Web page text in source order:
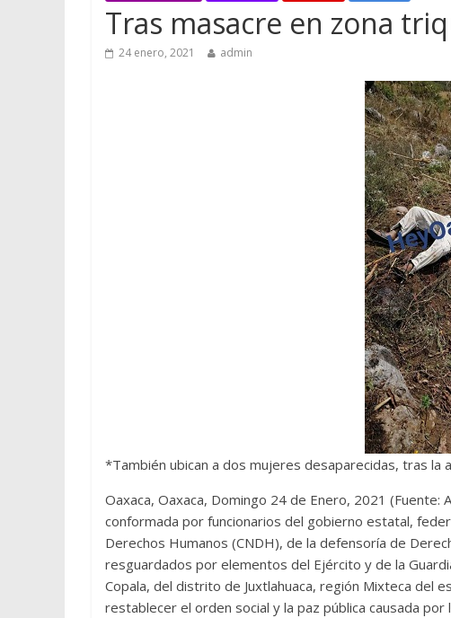
Tras masacre en zona
24 enero, 2021 admin
*También ubican a dos mujeres desaparecidas, tras la
Oaxaca, Oaxaca, Domingo 24 de Enero, 2021 (Fuente:
conformada por funcionarios del gobierno estatal,
Derechos Humanos (CNDH), de la defensoría de
resguardados por elementos del Ejército y de la
Copala, del distrito de Juxtlahuaca, región Mixteca del
restablecer el orden social y la paz pública causada